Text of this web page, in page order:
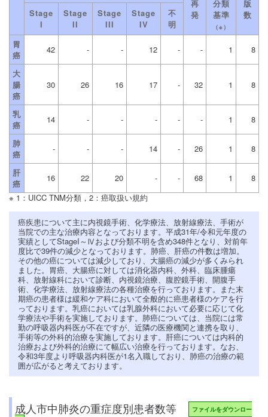
再
発
分類
基準
（※）
版
数
Stage
I
Stage
II
Stage
III
Stage
IV
不
明
胃
癌
42 - - 12 - - 1 8
大
腸
癌
30 26 16 17 - 32 1 8
乳
癌
14 - - - - - 1 8
肺
癌
- - - 14 - 26 1 8
肝
癌
16 22 20 - - 68 1
8
※ 1：UICC TNM分類，2：癌取扱い規約
癌疾患について主に内視鏡手術、化学療法、放射線療法、手術が
当院での主な治療内容となっております。平成31年/令和元年度の
実績としてStageI～Ⅳおよび分類不明を含め348件となり、対前年
度比で39件の減少となっております。肺癌、肝癌の件数は増加。
その他の癌については減少しており、大腸癌の減少が多くみられ
ました。胃癌、大腸癌に対しては消化器内科、外科、臨床腫瘍
科、放射線科において診断、内視鏡治療、腹腔鏡手術、開腹手
術、化学療法、放射線療法の各種治療を行っております。また末
期癌の患者様は緩和ケア科において全般的に癌患者様のケアを行
っております。乳癌においては乳腺外科において必要に応じて化
学療法や手術を実施しております。肺癌については、当院には常
勤の呼吸器内科医が不在ですが、近隣の医療機関と連携を取り、
手術等の外科的治療を実施しております。肝癌については内科的
治療および外科的治療にて幅広い治療を行っております。なお、
令和3年度より呼吸器内科医が1名入職しており、肺癌の治療の範
囲が広がると考えております。
成人市中肺炎の重症度別患者数等
ファイルをダウンロー